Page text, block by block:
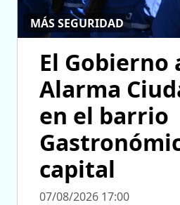
MÁS SEGURIDAD
El Gobierno
Alarma
en el barrio
capital
07/08/2026 17:00